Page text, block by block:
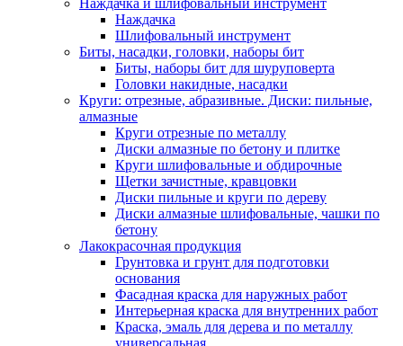
Наждачка и шлифовальный инструмент
Наждачка
Шлифовальный инструмент
Биты, насадки, головки, наборы бит
Биты, наборы бит для шуруповерта
Головки накидные, насадки
Круги: отрезные, абразивные. Диски: пильные,
алмазные
Круги отрезные по металлу
Диски алмазные по бетону и плитке
Круги шлифовальные и обдирочные
Щетки зачистные, кравцовки
Диски пильные и круги по дереву
Диски алмазные шлифовальные, чашки по
бетону
Лакокрасочная продукция
Грунтовка и грунт для подготовки
основания
Фасадная краска для наружных работ
Интерьерная краска для внутренних работ
Краска, эмаль для дерева и по металлу
универсальная